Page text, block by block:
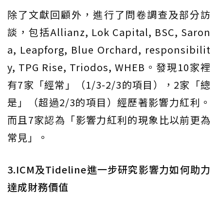
除了文獻回顧外，進行了問卷調查及部分訪
談，包括Allianz, Lok Capital, BSC, Saron
a, Leapforg, Blue Orchard, responsibilit
y, TPG Rise, Triodos, WHEB。發現10家裡
有7家「經常」（1/3-2/3的項目），2家「總
是」（超過2/3的項目）經歷著影響力紅利。
而且7家認為「影響力紅利的現象比以前更為
常見」。
3.ICM及Tideline進一步研究影響力如何助力
達成財務價值